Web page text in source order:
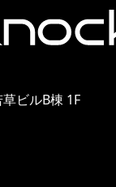
ビルB棟 1F